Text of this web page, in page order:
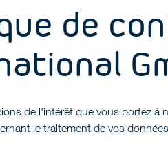
de
de l'intérêt que vous portez
le traitement de vos